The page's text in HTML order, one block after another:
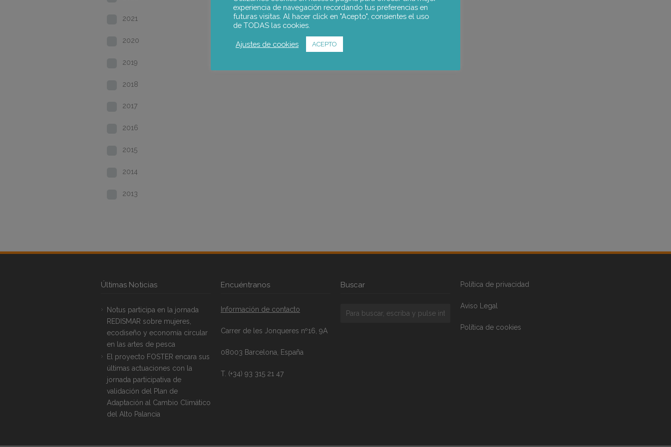
2021
2020
2019
2018
2017
2016
2015
2014
2013
Últimas Noticias
Notus participa en la jornada
REDISMAR sobre mujeres,
ecodiseño y economía circular
en las artes de pesca
El proyecto FOSTER encara sus
últimas actuaciones con la
jornada participativa de
validación del Plan de
Adaptación al Cambio Climático
del Alto Palancia
Encuéntranos
Información de contacto
Carrer de les Jonqueres nº16, 9A
08003 Barcelona, España
T. (+34) 93 315 21 47
Buscar Política de privacidad
Aviso Legal
Política de cookies
experiencia de navegación recordando tus preferencias en
futuras visitas. Al hacer click en "Acepto", consientes el uso
de TODAS las cookies.
Ajustes de cookies ACEPTO